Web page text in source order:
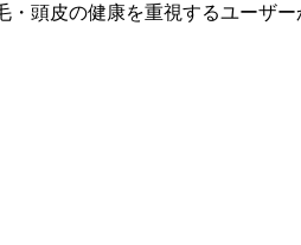
頭皮の健康を重視するユーザー